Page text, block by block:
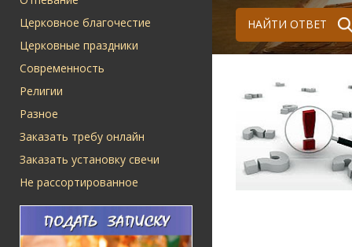
Церковное благочестие
Церковные праздники
Современность
Религии
Разное
Заказать требу онлайн
Заказать установку свечи
Не рассортированное
НАЙТИ ОТВЕТ